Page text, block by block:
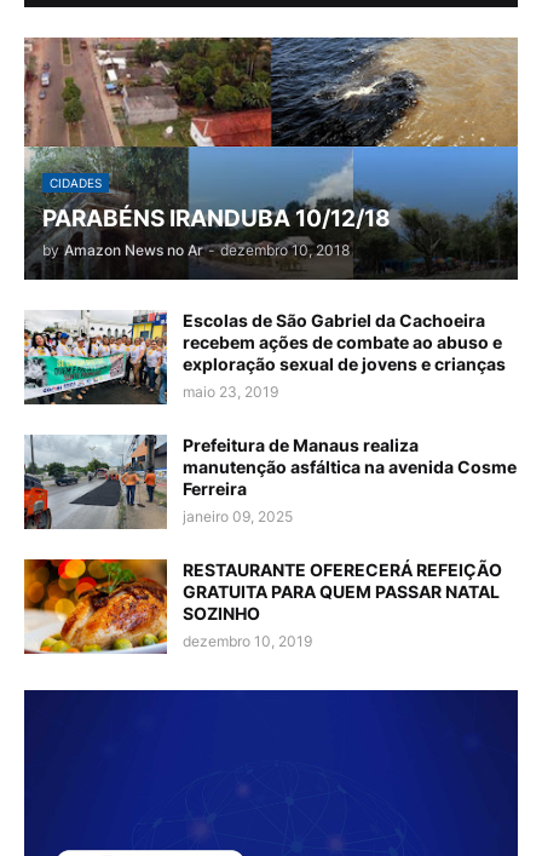
CIDADES
PARABÉNS IRANDUBA 10/12/18
by Amazon News no Ar - dezembro 10, 2018
Escolas de São Gabriel da Cachoeira
recebem ações de combate ao abuso e
exploração sexual de jovens e crianças
maio 23, 2019
Prefeitura de Manaus realiza
manutenção asfáltica na avenida Cosme
Ferreira
janeiro 09, 2025
RESTAURANTE OFERECERÁ REFEIÇÃO
GRATUITA PARA QUEM PASSAR NATAL
SOZINHO
dezembro 10, 2019